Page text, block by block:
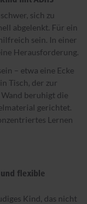
sich zu
abgelenkt. Für ein
sein. In einer
Herausforderung.
– etwa eine Ecke
Tisch, der zur
beruhigt die
gerichtet.
Lernen
flexible
Kind, das nicht